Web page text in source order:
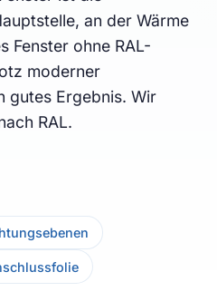
an der Wärme
Fenster ohne RAL-
moderner
gutes Ergebnis. Wir
RAL.